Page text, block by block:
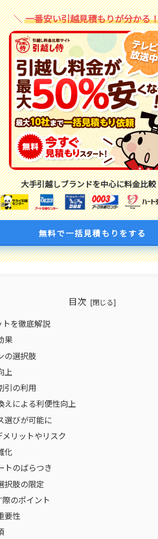
一番安い引越見積もりが分かる
大手引越しブランドを中心に料金比
無料で一括見積もりをする
目次
を徹底解説
果
の選択肢
上
引の利用
えによる利便性向上
選びが可能に
リットやリスク
化
トのばらつき
択肢の限定
のポイント
要性